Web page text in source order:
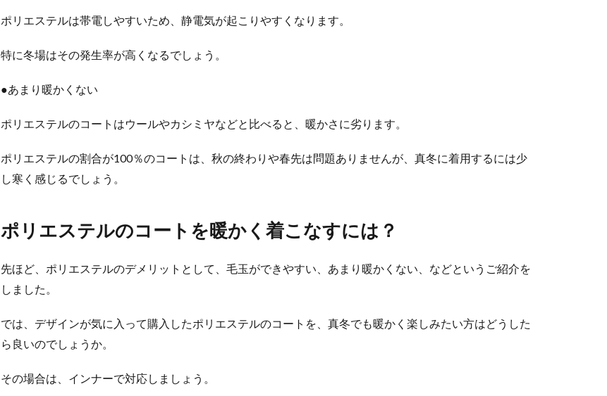
ポリエステルは帯電しやすいため、静電気が起こりやすくなります。
特に冬場はその発生率が高くなるでしょう。
●あまり暖かくない
ポリエステルのコートはウールやカシミヤなどと比べると、暖かさに劣ります。
ポリエステルの割合が100％のコートは、秋の終わりや春先は問題ありませんが、真冬に着用するには少
し寒く感じるでしょう。
ポリエステルのコートを暖かく着こなすには？
先ほど、ポリエステルのデメリットとして、毛玉ができやすい、あまり暖かくない、などというご紹介を
しました。
では、デザインが気に入って購入したポリエステルのコートを、真冬でも暖かく楽しみたい方はどうした
ら良いのでしょうか。
その場合は、インナーで対応しましょう。